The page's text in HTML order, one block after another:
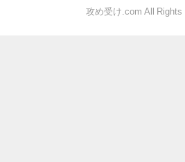
攻め受け.com All Rights